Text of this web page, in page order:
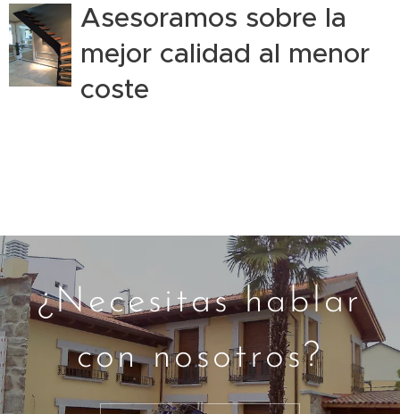
Asesoramos sobre la
mejor calidad al menor
coste
¿Necesitas hablar
con nosotros?